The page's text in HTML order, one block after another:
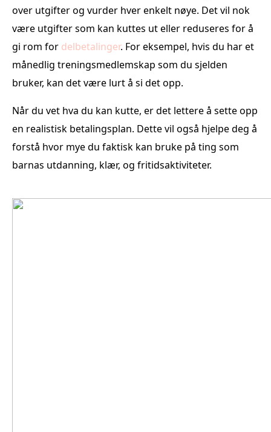
over utgifter og vurder hver enkelt nøye. Det vil nok
være utgifter som kan kuttes ut eller reduseres for å
gi rom for delbetalinger. For eksempel, hvis du har et
månedlig treningsmedlemskap som du sjelden
bruker, kan det være lurt å si det opp.
Når du vet hva du kan kutte, er det lettere å sette opp
en realistisk betalingsplan. Dette vil også hjelpe deg å
forstå hvor mye du faktisk kan bruke på ting som
barnas utdanning, klær, og fritidsaktiviteter.